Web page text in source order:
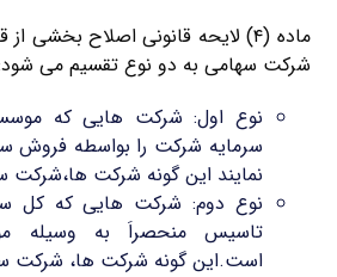
ماده (۴) لایحه قانونی اصلاح بخشی
شرکت سهامی به دو نوع تقسیم می
نوع اول: شرکت هایی که
سرمایه شرکت را بواسطه فروش
نمایند این گونه شرکت ها،شرکت
نوع دوم: شرکت هایی که کل
تاسیس منحصراَ به وسیله
است.این گونه شرکت ها، شرکت